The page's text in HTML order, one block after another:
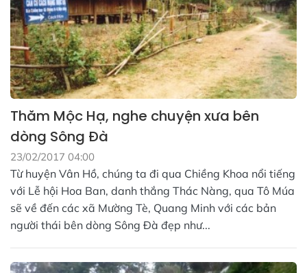
Thăm Mộc Hạ, nghe chuyện xưa bên
dòng Sông Đà
23/02/2017 04:00
Từ huyện Vân Hồ, chúng ta đi qua Chiềng Khoa nổi tiếng
với Lễ hội Hoa Ban, danh thắng Thác Nàng, qua Tô Múa
sẽ về đến các xã Mường Tè, Quang Minh với các bản
người thái bên dòng Sông Đà đẹp như...